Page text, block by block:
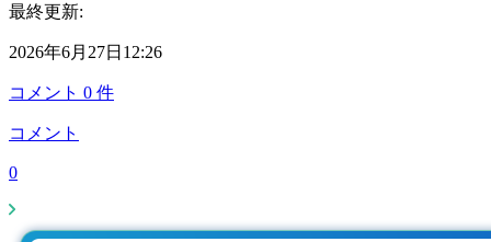
最終更新:
2026年6月27日12:26
コメント 0 件
コメント
0